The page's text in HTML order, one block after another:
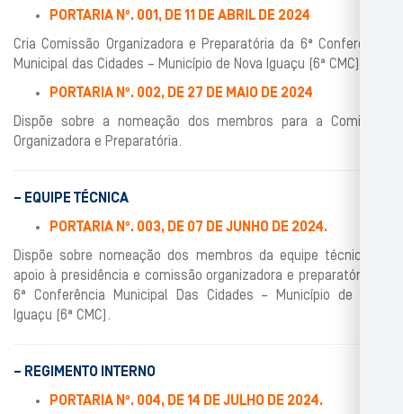
PORTARIA Nº. 001, DE 11 DE ABRIL DE 2024
Cria Comissão Organizadora e Preparatória da 6ª Conferência
Municipal das Cidades – Município de Nova Iguaçu (6ª CMC).
PORTARIA Nº. 002, DE 27 DE MAIO DE 2024
Dispõe sobre a nomeação dos membros para a Comissão
Organizadora e Preparatória.
– EQUIPE TÉCNICA
PORTARIA Nº. 003, DE 07 DE JUNHO DE 2024.
Dispõe sobre nomeação dos membros da equipe técnica de
apoio à presidência e comissão organizadora e preparatória da
6ª Conferência Municipal Das Cidades – Município de Nova
Iguaçu (6ª CMC).
– REGIMENTO INTERNO
PORTARIA Nº. 004, DE 14 DE JULHO DE 2024.